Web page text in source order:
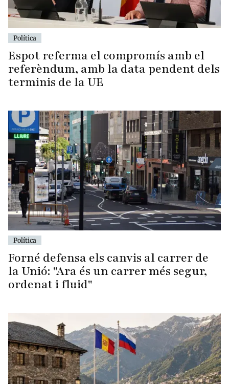
Política
Espot referma el compromís amb el
referèndum, amb la data pendent dels
terminis de la UE
Política
Forné defensa els canvis al carrer de
la Unió: "Ara és un carrer més segur,
ordenat i fluid"